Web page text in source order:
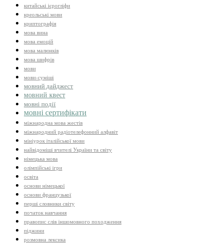
китайські ієрогліфи
креольські мови
криптографія
мова вина
мова емоцій
мова малюнків
мова шифрів
мови
мови-суміші
мовний дайджест
мовний квест
мовні події
мовні сертифікати
міжнародна мова жестів
міжнародний радіотелефонний алфавіт
мініурок італійської мови
найвідоміші вчителі України та світу
німецька мова
олімпійські ігри
освіта
основи німецької
основи французької
перші словники світу
початок навчання
правопис слів іншомовного походження
піджини
розмовна лексика